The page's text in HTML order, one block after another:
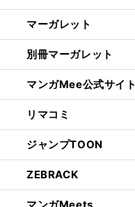
マーガレット
別冊マーガレット
マンガMee公式サイト
リマコミ
ジャンプTOON
ZEBRACK